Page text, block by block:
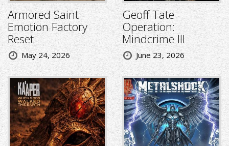
Armored Saint -
Emotion Factory
Reset
May 24, 2026
Geoff Tate -
Operation:
Mindcrime III
June 23, 2026